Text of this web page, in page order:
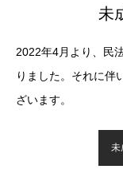
未
2022年4月より、民
りました。それに伴
ざいます。
未